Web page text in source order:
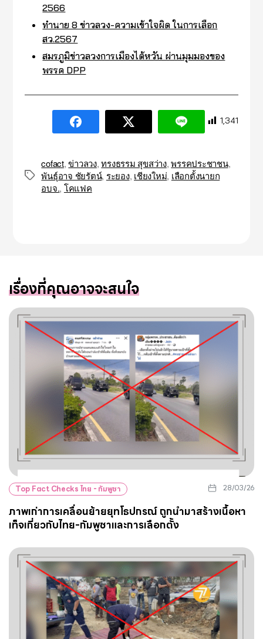
2566
ทำนาย 8 ข่าวลวง-ความเข้าใจผิด ในการเลือก
สว.2567
สมรภูมิข่าวลวงการเมืองไต้หวัน ผ่านมุมมองของ
พรรค DPP
1,341
Tags
cofact,ข่าวลวง,ทรงธรรม สุขสว่าง,พรรคประชาชน,
พันธุ์อาจ ชัยรัตน์, ระยอง, เชียงใหม่, เลือกตั้งนายก
อบจ., โคแฟค
เรื่องที่คุณอาจจะสนใจ
Top Fact Checks ไทย - กัมพูชา 28/03/26
ภาพเก่าการเคลื่อนย้ายยุทโธปกรณ์ ถูกนำมาสร้างเนื้อหา
เท็จเกี่ยวกับไทย-กัมพูชาและการเลือกตั้ง